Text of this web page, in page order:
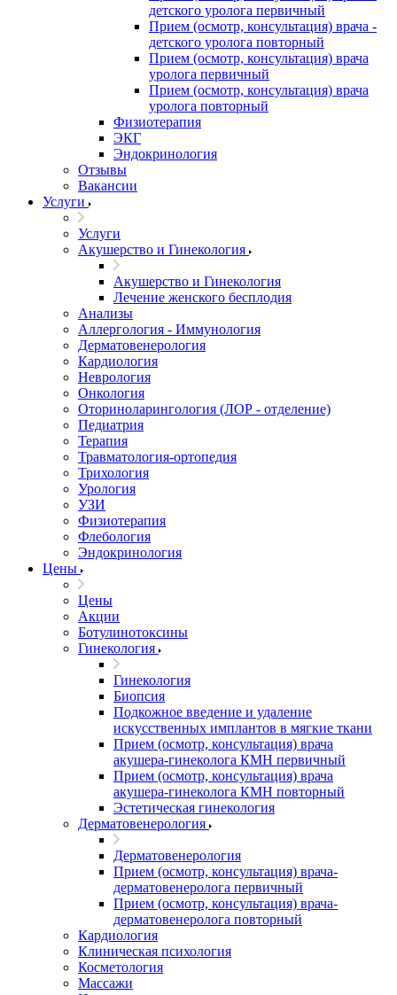
детского уролога первичный
Прием (осмотр, консультация) врача -
детского уролога повторный
Прием (осмотр, консультация) врача
уролога первичный
Прием (осмотр, консультация) врача
уролога повторный
Физиотерапия
ЭКГ
Эндокринология
Отзывы
Вакансии
Услуги
Услуги
Акушерство и Гинекология
Акушерство и Гинекология
Лечение женского бесплодия
Анализы
Аллергология - Иммунология
Дерматовенерология
Кардиология
Неврология
Онкология
Оториноларингология (ЛОР - отделение)
Педиатрия
Терапия
Травматология-ортопедия
Трихология
Урология
УЗИ
Физиотерапия
Флебология
Эндокринология
Цены
Цены
Акции
Ботулинотоксины
Гинекология
Гинекология
Биопсия
Подкожное введение и удаление
искусственных имплантов в мягкие ткани
Прием (осмотр, консультация) врача
акушера-гинеколога КМН первичный
Прием (осмотр, консультация) врача
акушера-гинеколога КМН повторный
Эстетическая гинекология
Дерматовенерология
Дерматовенерология
Прием (осмотр, консультация) врача-
дерматовенеролога первичный
Прием (осмотр, консультация) врача-
дерматовенеролога повторный
Кардиология
Клиническая психология
Косметология
Массажи